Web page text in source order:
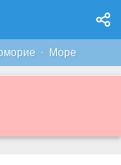
· Море